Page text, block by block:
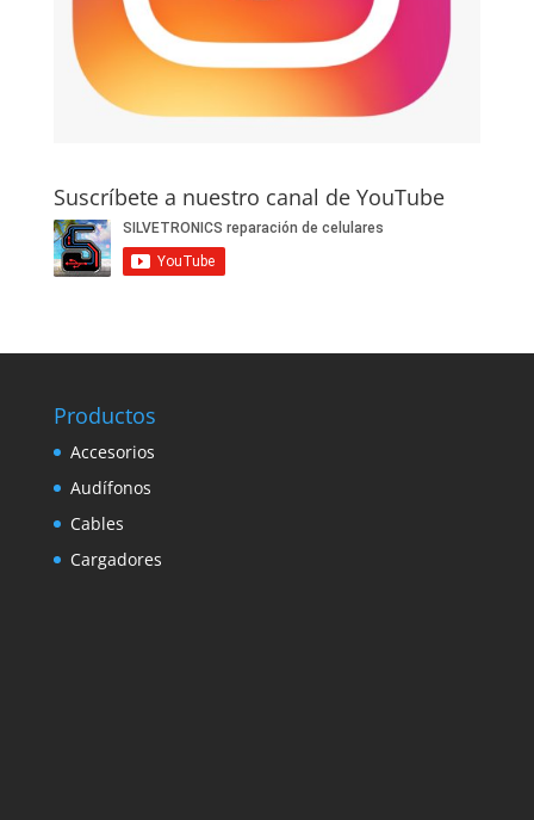
Suscríbete a nuestro canal de YouTube
Productos
Accesorios
Audífonos
Cables
Cargadores